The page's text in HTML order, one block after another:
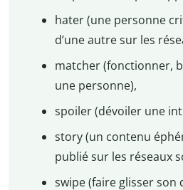
hater (une personne
d’une autre sur les
matcher (fonctionner,
une personne),
spoiler (dévoiler une
story (un contenu
publié sur les réseaux
swipe (faire glisser son